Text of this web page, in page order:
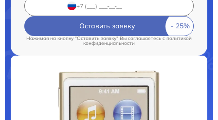
Оставить заявку
Нажимая на кнопку "Оставить заявку" Вы соглашаетесь cполитикой
конфиденциальности